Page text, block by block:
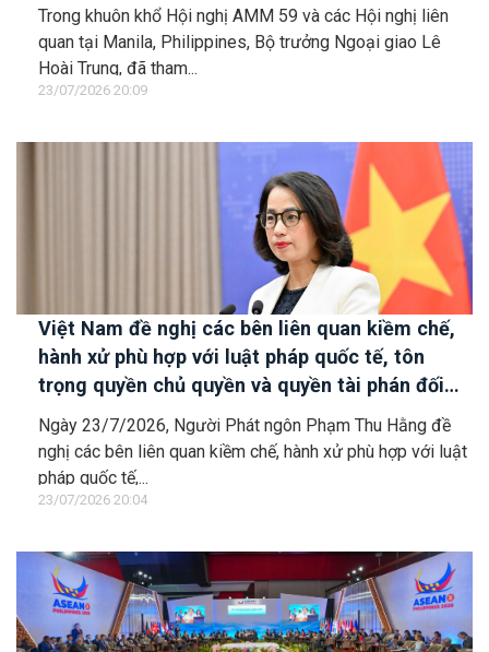
Trong khuôn khổ Hội nghị AMM 59 và các Hội nghị liên
quan tại Manila, Philippines, Bộ trưởng Ngoại giao Lê
Hoài Trung, đã tham...
23/07/2026 20:09
Việt Nam đề nghị các bên liên quan kiềm chế,
hành xử phù hợp với luật pháp quốc tế, tôn
trọng quyền chủ quyền và quyền tài phán đối
với vùng đặc quyền kinh tế và thềm lục địa của
quốc gia ven biển
Ngày 23/7/2026, Người Phát ngôn Phạm Thu Hằng đề
nghị các bên liên quan kiềm chế, hành xử phù hợp với luật
pháp quốc tế,...
23/07/2026 20:04